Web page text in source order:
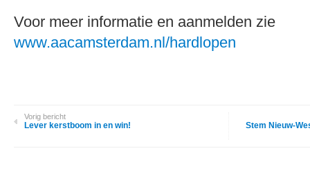
Voor meer informatie en aanmelden zie
www.aacamsterdam.nl/hardlopen
Vorig bericht
Lever kerstboom in en win! Stem Nieuw-